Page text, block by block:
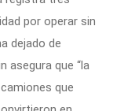
por operar sin
dejado de
asegura que “la
que